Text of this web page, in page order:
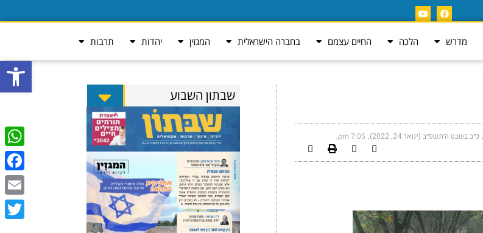
פתח
מדרש הלכה החיים עצמם בחברה הישראלית המגזין יהדות תרבות
כ״ב בשבט ה׳תשפ״ב (ינואר 24, 2022) 7:05 pm
שבתון השבוע
Email